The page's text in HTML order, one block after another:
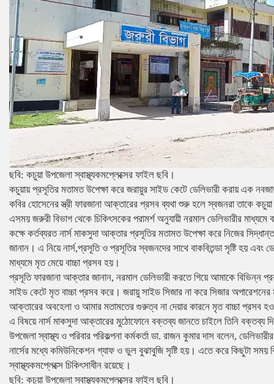
ছবি: কচুয়া উপজেলা স্বাস্থ্যকমপ্লেক্সের ফাইল ছবি।
কচুয়ায় প্রসূতির মতামত উপেক্ষা করে জরায়ুর সাইড কেটে ডেলিভারী করায় এক
কবির হোসেনের স্ত্রী ফারজানা আক্তারের প্রসব ব্যথা শুরু হলে স্বজনরা তাকে
এসময় জরুরী বিভাগ থেকে চিকিৎসকের পরামর্শ অনুযায়ী নরমাল ডেলিভারীর
কক্ষে কর্তব্যরত নার্স মাকসুদা আক্তার প্রসূতির মতামত উপেক্ষা করে নিজের
জানান। এ নিয়ে নার্স,প্রসূতি ও প্রসূতির স্বজনদের সাথে বাকবিতন্ডা সৃষ্টি হয় এবং
মাধ্যমে মৃত মেয়ে বাচ্চা প্রসব হয়।
প্রসূতি ফারজানা আক্তার জানান, নরমাল ডেলিভারী করতে গিয়ে আমাকে বিভিন্ন
সাইড কেটে মৃত বাচ্চা প্রসব করে। জরায়ু সাইড সিজার না করে সিজার
আক্তারের অবহেলা ও আমার মতামতের গুরুত্ব না দেয়ার কারনে মৃত বাচ্চা প্রসব
এ বিষয়ে নার্স মাকসুদা আক্তারের মুঠোফোনে বক্তব্য জানতে চাইলে তিনি বক্তব্য
উপজেলা স্বাস্থ্য ও পরিবার পরিকল্পনা কর্মকর্তা ডা. রাজন কুমার দাস বলেন,
নার্সের মধ্যে কমিউনিকেশন গ্যাফ ও ভুল বুঝাবুজি সৃষ্টি হয়। এতে করে কিছুটা সময়
স্বাস্থ্যকমপ্লেক্সে চিকিৎসাধীন রয়েছে।
ছবি: কচুয়া উপজেলা স্বাস্থ্যকমপ্লেক্সের ফাইল ছবি।